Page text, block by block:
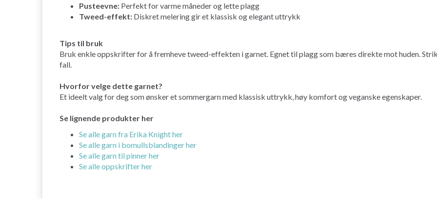
Pusteevne: Perfekt for varme måneder og lette plagg
Tweed-effekt: Diskret melering gir et klassisk og elegant uttrykk
Tips til bruk
Bruk enkle oppskrifter for å fremheve tweed-effekten i garnet. Egnet til plagg som bæres direkte mot huden.
fall.
Hvorfor velge dette garnet?
Et ideelt valg for deg som ønsker et sommergarn med klassisk uttrykk, høy komfort og veganske egenskaper.
Se lignende produkter her
Se alle garn fra Erika Knight her
Se alle garn i bomullsblandinger her
Se alle garn til pinner her
Se alle oppskrifter her